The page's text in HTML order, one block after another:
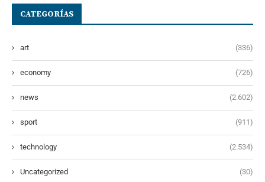
CATEGORÍAS
art (336)
economy (726)
news (2.602)
sport (911)
technology (2.534)
Uncategorized (30)